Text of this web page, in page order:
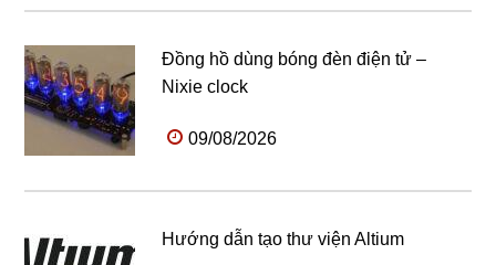
Đồng hồ dùng bóng đèn điện tử –
Nixie clock
09/08/2026
Hướng dẫn tạo thư viện Altium